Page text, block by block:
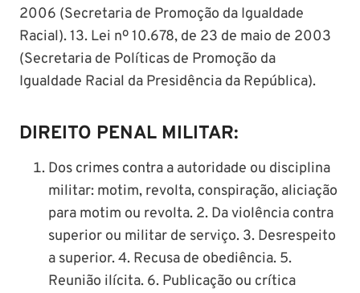
2006 (Secretaria de Promoção da Igualdade
Racial). 13. Lei nº 10.678, de 23 de maio de 2003
(Secretaria de Políticas de Promoção da
Igualdade Racial da Presidência da República).
DIREITO PENAL MILITAR:
Dos crimes contra a autoridade ou disciplina
militar: motim, revolta, conspiração, aliciação
para motim ou revolta. 2. Da violência contra
superior ou militar de serviço. 3. Desrespeito
a superior. 4. Recusa de obediência. 5.
Reunião ilícita. 6. Publicação ou crítica